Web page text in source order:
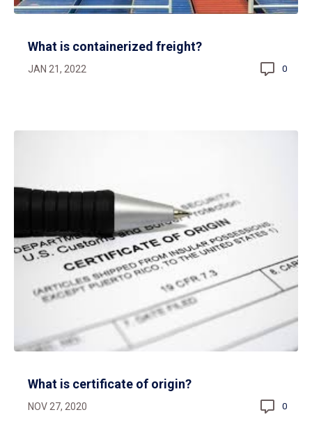
What is containerized freight?
JAN 21, 2022 0
What is certificate of origin?
NOV 27, 2020 0